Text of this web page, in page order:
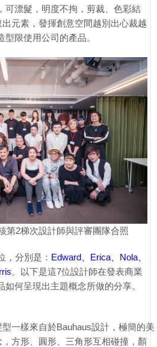
可漂髮，明度不拘，剪裁、色彩結
出元素，發揮創意空間越別出心裁越
限使用公司的產品。
第2梯次設計師與評審團隊合照
，分別是： Edward、Erica、Nola、
。以下是這7位設計師在發表商業
何呈現出主題概念所做的分享。
型一樣來自於Bauhaus設計，極簡的美
方形、圓形、三角形互相碰撞，顏